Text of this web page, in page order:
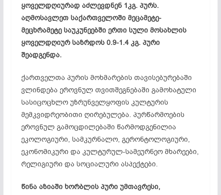
ყოველდღიურად აძლევდნენ 1კგ. პურს.
აღმოსავლეთ საქართველოში მეცამეტე-
მეცხრამეტე საუკუნეებში ერთი სული მოსახლის
ყოველდღიურ საზრდოს 0.9-1.4 კგ. პური
შეადგენდა.
ქართველთა პურის მოხმარების თავისებურებაში
ვლინდება ეროვნულ თვითშეგნებაში გამოხატული
სასიცოცხლო უზრუნველყოფის კულტურის
მემკვიდრეობითი ღირებულება. პურწარმოების
ეროვნულ გამოცდილებაში წარმოდგენილია
ეკოლოგიური, სამკურნალო, გერონტოლოგიური,
ეკონომიკური და კულტურულ-სამეურნეო მხარეები,
რელიგიური და სოციალური ასპექტები.
წინა აზიაში ხორბლის პური უმთავრესი,